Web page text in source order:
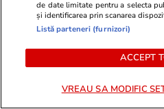
🤍 „Felix și-a dorit asta,
că…” La exact un an de la
tragedie, Mihaela
făcut public totul!
de date limitate pentru a selecta
și identificarea prin scanarea
Listă parteneri (furnizori)
ACCEPT
VREAU SA MODIFIC